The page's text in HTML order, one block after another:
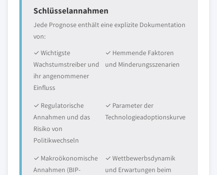
Schlüsselannahmen
Jede Prognose enthält eine explizite Dokumentation
von:
✓ Wichtigste
Wachstumstreiber und
ihr angenommener
Einfluss
✓ Hemmende Faktoren
und Minderungsszenarien
✓ Regulatorische
Annahmen und das
Risiko von
Politikwechseln
✓ Parameter der
Technologieadoptionskurve
✓ Makroökonomische
Annahmen (BIP-
✓ Wettbewerbsdynamik
und Erwartungen beim